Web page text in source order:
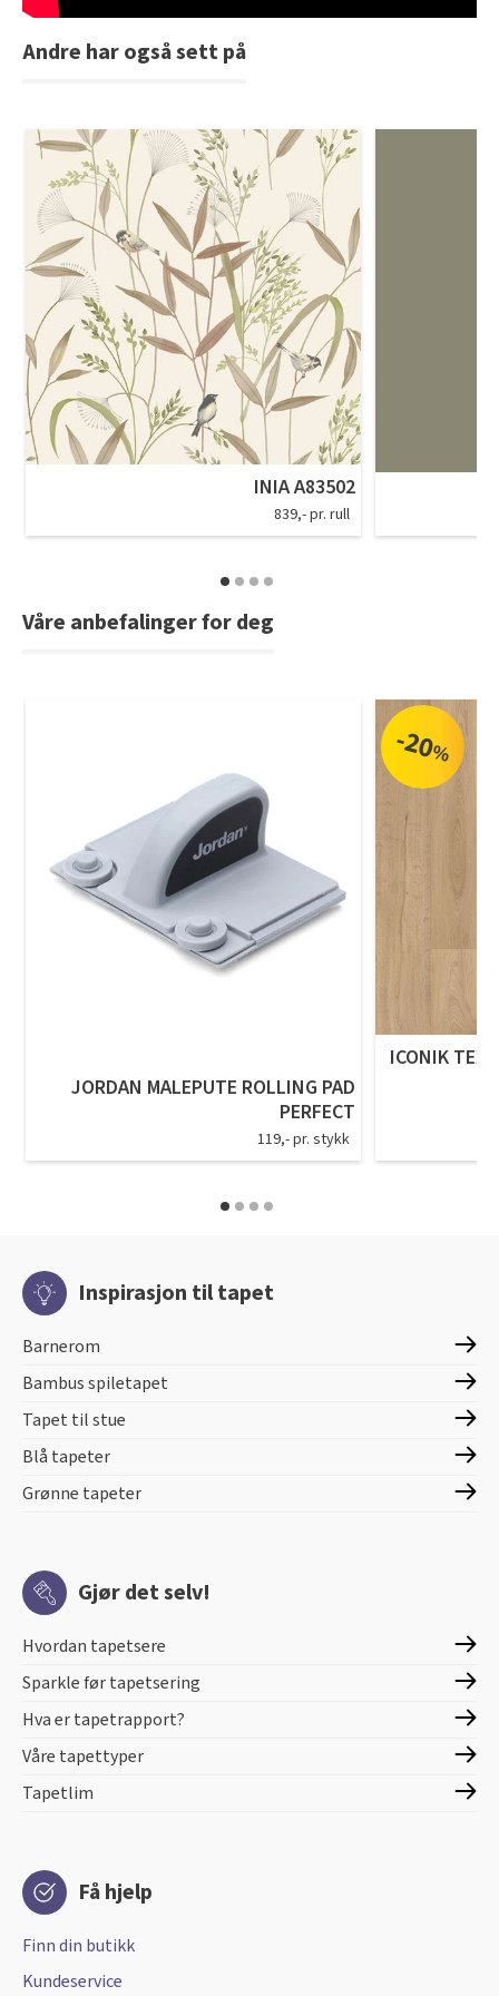
Andre har også sett på
INIA A83502
839,- pr. rull
Våre anbefalinger for deg
JORDAN MALEPUTE ROLLING PAD
PERFECT
119,- pr. stykk
-20%
ICONIK
Inspirasjon til tapet
Barnerom
Bambus spiletapet
Tapet til stue
Blå tapeter
Grønne tapeter
Gjør det selv!
Hvordan tapetsere
Sparkle før tapetsering
Hva er tapetrapport?
Våre tapettyper
Tapetlim
Få hjelp
Finn din butikk
Kundeservice